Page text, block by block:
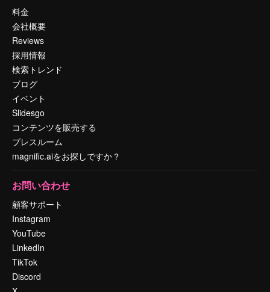
料金
会社概要
Reviews
採用情報
検索トレンド
ブログ
イベント
Slidesgo
コンテンツを販売する
プレスルーム
magnific.aiをお探しですか？
お問い合わせ
顧客サポート
Instagram
YouTube
LinkedIn
TikTok
Discord